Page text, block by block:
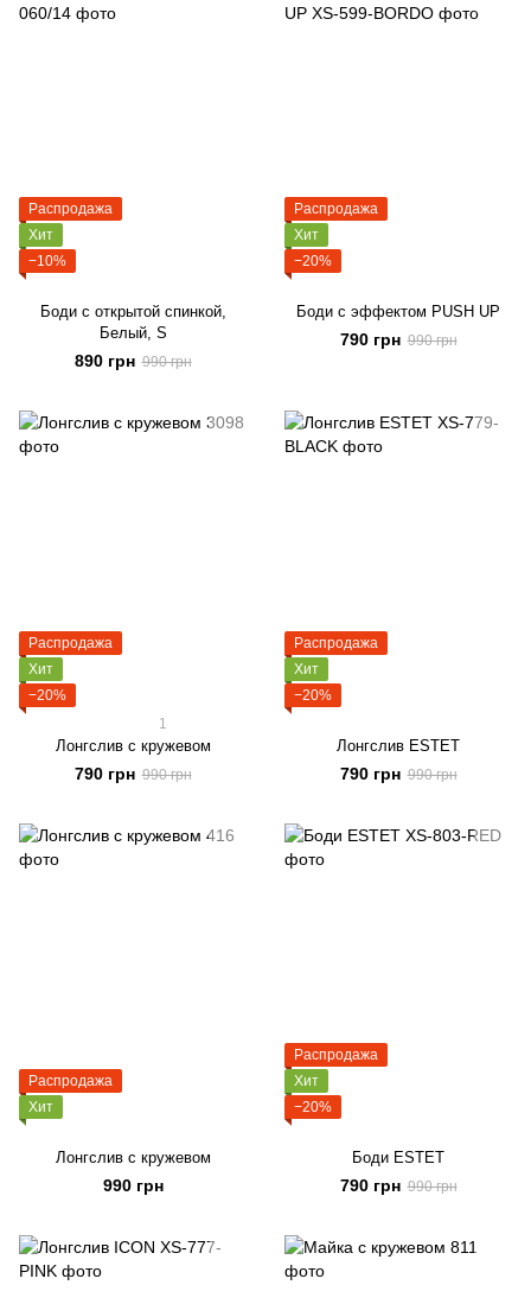
Распродажа
Хит
−10%
Боди с открытой спинкой,
Белый, S
890 грн 990 грн
Распродажа
Хит
−20%
Боди с эффектом PUSH UP
790 грн 990 грн
Распродажа
Хит
−20%
1
Лонгслив с кружевом
790 грн 990 грн
Распродажа
Хит
−20%
Лонгслив ESTET
790 грн 990 грн
Распродажа
Хит
Лонгслив с кружевом
990 грн
Распродажа
Хит
−20%
Боди ESTET
790 грн 990 грн